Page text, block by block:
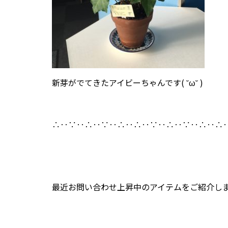
新芽がでてきたアイビーちゃんです( ˘ω˘ )
最近お問い合わせ上昇中のアイテムをご紹介し